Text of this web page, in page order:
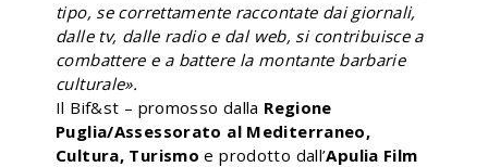
tipo, se correttamente raccontate dai giornali,
dalle tv, dalle radio e dal web, si contribuisce a
combattere e a battere la montante barbarie
culturale».
Il Bif&st – promosso dalla Regione
Puglia/Assessorato al Mediterraneo,
Cultura, Turismo e prodotto dall’Apulia Film